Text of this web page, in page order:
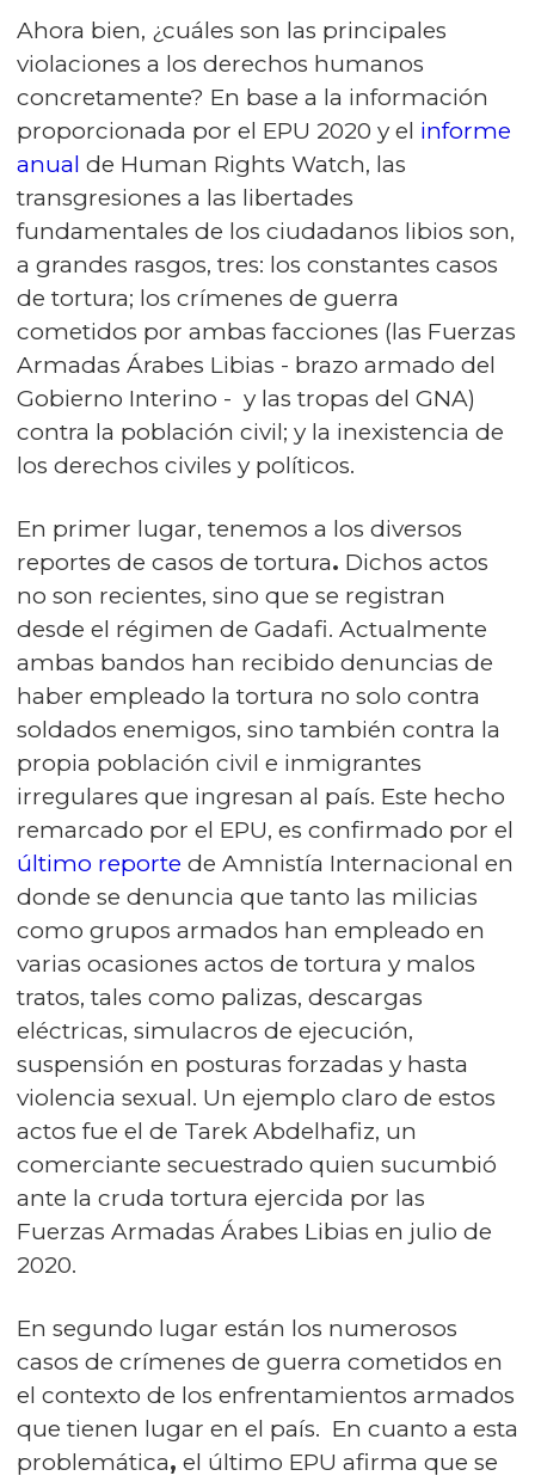
Ahora bien, ¿cuáles son las principales
violaciones a los derechos humanos
concretamente? En base a la información
proporcionada por el EPU 2020 y el informe
anual de Human Rights Watch, las
transgresiones a las libertades
fundamentales de los ciudadanos libios son,
a grandes rasgos, tres: los constantes casos
de tortura; los crímenes de guerra
cometidos por ambas facciones (las Fuerzas
Armadas Árabes Libias - brazo armado del
Gobierno Interino - y las tropas del GNA)
contra la población civil; y la inexistencia de
los derechos civiles y políticos.
En primer lugar, tenemos a los diversos
reportes de casos de tortura. Dichos actos
no son recientes, sino que se registran
desde el régimen de Gadafi. Actualmente
ambas bandos han recibido denuncias de
haber empleado la tortura no solo contra
soldados enemigos, sino también contra la
propia población civil e inmigrantes
irregulares que ingresan al país. Este hecho
remarcado por el EPU, es confirmado por el
último reporte de Amnistía Internacional en
donde se denuncia que tanto las milicias
como grupos armados han empleado en
varias ocasiones actos de tortura y malos
tratos, tales como palizas, descargas
eléctricas, simulacros de ejecución,
suspensión en posturas forzadas y hasta
violencia sexual. Un ejemplo claro de estos
actos fue el de Tarek Abdelhafiz, un
comerciante secuestrado quien sucumbió
ante la cruda tortura ejercida por las
Fuerzas Armadas Árabes Libias en julio de
2020.
En segundo lugar están los numerosos
casos de crímenes de guerra cometidos en
el contexto de los enfrentamientos armados
que tienen lugar en el país. En cuanto a esta
problemática, el último EPU afirma que se